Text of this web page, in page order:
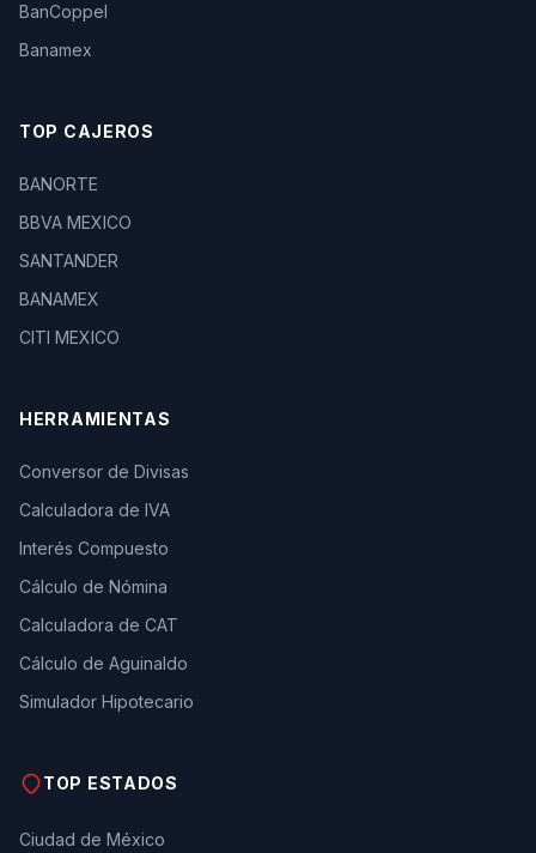
BanCoppel
Banamex
TOP CAJEROS
BANORTE
BBVA MEXICO
SANTANDER
BANAMEX
CITI MEXICO
HERRAMIENTAS
Conversor de Divisas
Calculadora de IVA
Interés Compuesto
Cálculo de Nómina
Calculadora de CAT
Cálculo de Aguinaldo
Simulador Hipotecario
TOP ESTADOS
Ciudad de México